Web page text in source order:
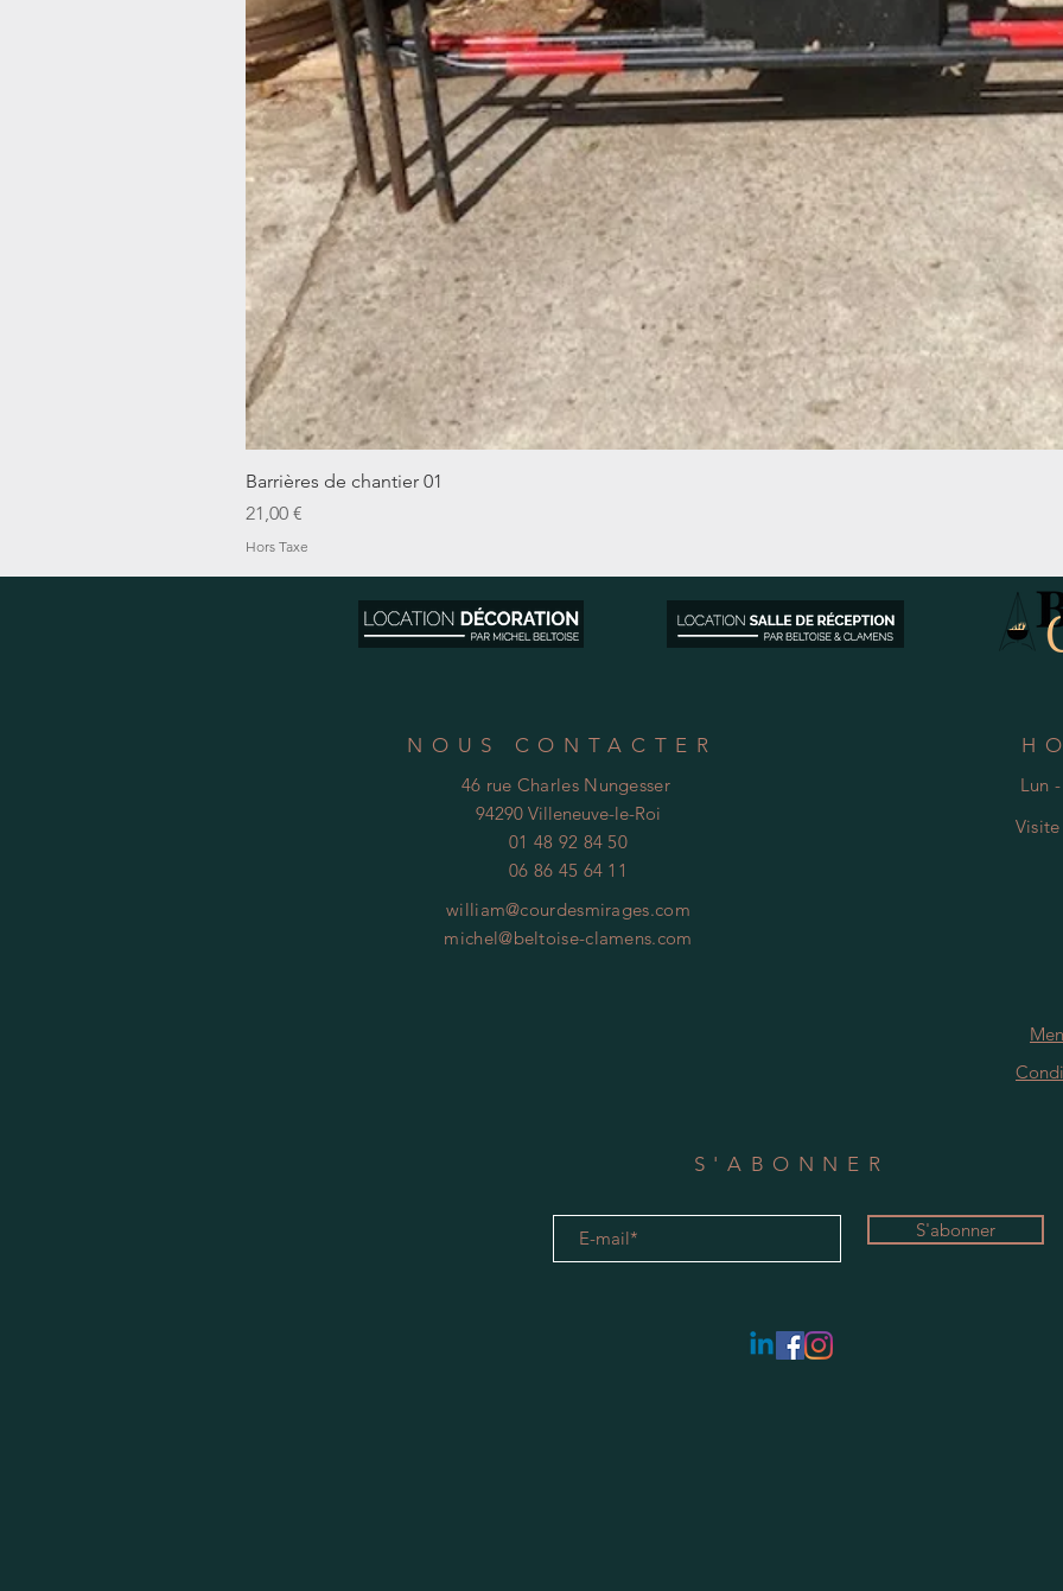
Barrières de chantier 01
Prix
21,00 €
Hors Taxe
NOUS CONTACTER
46 rue Charles Nungesser
94290 Villeneuve-le-Roi
01 48 92 84 50
06 86 45 64 11
william@courdesmirages.com
michel@beltoise-clamens.com
Lun
Visite
S'ABONNER
S'abonner